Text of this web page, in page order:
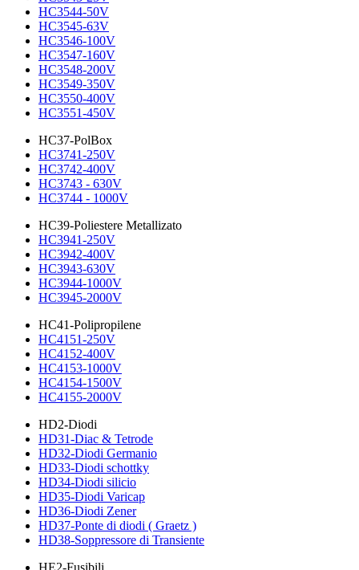
HC3544-50V
HC3545-63V
HC3546-100V
HC3547-160V
HC3548-200V
HC3549-350V
HC3550-400V
HC3551-450V
HC37-PolBox
HC3741-250V
HC3742-400V
HC3743 - 630V
HC3744 - 1000V
HC39-Poliestere Metallizato
HC3941-250V
HC3942-400V
HC3943-630V
HC3944-1000V
HC3945-2000V
HC41-Polipropilene
HC4151-250V
HC4152-400V
HC4153-1000V
HC4154-1500V
HC4155-2000V
HD2-Diodi
HD31-Diac & Tetrode
HD32-Diodi Germanio
HD33-Diodi schottky
HD34-Diodi silicio
HD35-Diodi Varicap
HD36-Diodi Zener
HD37-Ponte di diodi ( Graetz )
HD38-Soppressore di Transiente
HE2-Fusibili